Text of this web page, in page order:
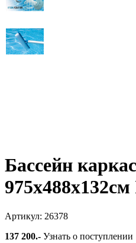
Бассейн
Артикул: 26378
137 200.- Узнать о поступлении